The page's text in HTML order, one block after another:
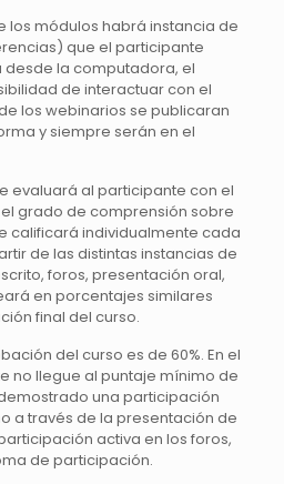
los módulos habrá instancia de
que el participante
desde la computadora, el
de interactuar con el
los webinarios se publicaran
y siempre serán en el
evaluará al participante con el
grado de comprensión sobre
calificará individualmente cada
de las distintas instancias de
foros, presentación oral,
en porcentajes similares
final del curso.
del curso es de 60%. En el
no llegue al puntaje mínimo de
una participación
a través de la presentación de
activa en los foros,
de participación.